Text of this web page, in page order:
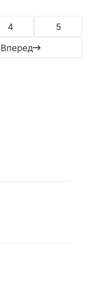
4
5
Вперед